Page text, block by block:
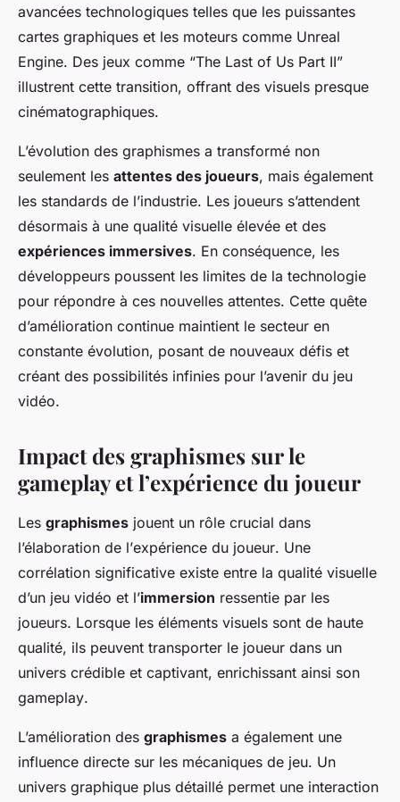
avancées technologiques telles que les puissantes
cartes graphiques et les moteurs comme Unreal
Engine. Des jeux comme “The Last of Us Part II”
illustrent cette transition, offrant des visuels presque
cinématographiques.
L’évolution des graphismes a transformé non
seulement les attentes des joueurs, mais également
les standards de l’industrie. Les joueurs s’attendent
désormais à une qualité visuelle élevée et des
expériences immersives. En conséquence, les
développeurs poussent les limites de la technologie
pour répondre à ces nouvelles attentes. Cette quête
d’amélioration continue maintient le secteur en
constante évolution, posant de nouveaux défis et
créant des possibilités infinies pour l’avenir du jeu
vidéo.
Impact des graphismes sur le
gameplay et l’expérience du joueur
Les graphismes jouent un rôle crucial dans
l’élaboration de l’expérience du joueur. Une
corrélation significative existe entre la qualité visuelle
d’un jeu vidéo et l’immersion ressentie par les
joueurs. Lorsque les éléments visuels sont de haute
qualité, ils peuvent transporter le joueur dans un
univers crédible et captivant, enrichissant ainsi son
gameplay.
L’amélioration des graphismes a également une
influence directe sur les mécaniques de jeu. Un
univers graphique plus détaillé permet une interaction